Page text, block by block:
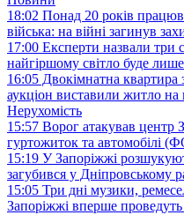
18:02 Понад 20 років
війська: на війні загинув
17:00 Експерти назвали три
найгіршому світло буде
16:05 Двокімнатна квартира
аукціон виставили житло
Нерухомість
15:57 Ворог атакував центр
гуртожиток та автомобілі
15:19 У Запоріжжі
загубився у
15:05 Три дні музики,
Запоріжжі вперше